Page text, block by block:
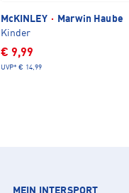
McKINLEY ·
Marwin Haube
Kinder
€ 9,99
UVP* € 14,99